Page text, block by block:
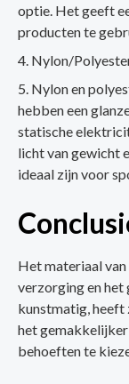
optie. Het geeft
producten te
Nylon/
Nylon en
hebben een
statische
licht van gewicht
ideaal zijn voor
Het materiaal van
verzorging en het
kunstmatig, heeft
het
behoeften te